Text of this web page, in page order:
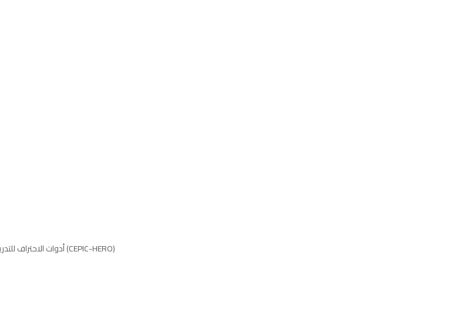
أدوات الاحتراف للتدريب وبناء القدرات تعلن إطلاق النسخة الاستطلاعية من اختبار المهارات البيولوجية للقيادات النسائية (CEPIC-HERO)